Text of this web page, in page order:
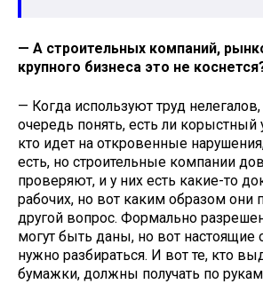
— А строительных компаний,
крупного бизнеса это не
— Когда используют труд
очередь понять, есть ли корыстный
кто идет на откровенные
есть, но строительные компании
проверяют, и у них есть какие-то
рабочих, но вот каким образом они
другой вопрос. Формально
могут быть даны, но вот настоящие
нужно разбираться. И вот те, кто
бумажки, должны получать по